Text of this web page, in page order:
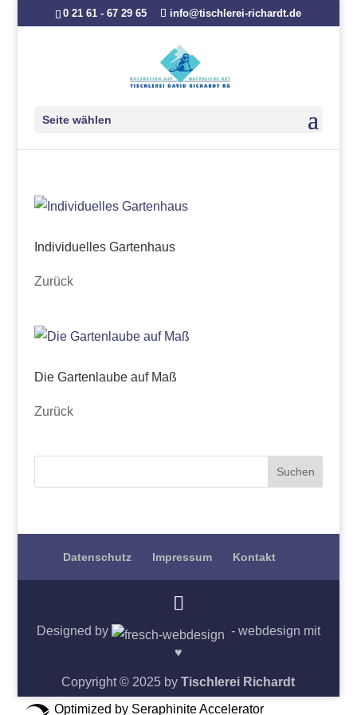
0 21 61 - 67 29 65 info@tischlerei-richardt.de
Seite wählen
Individuelles Gartenhaus
Zurück
Die Gartenlaube auf Maß
Zurück
Datenschutz Impressum Kontakt
Designed by
- webdesign mit
♥
Copyright © 2025 byTischlerei Richardt
Optimized by Seraphinite Accelerator